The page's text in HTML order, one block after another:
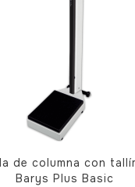
de columna con
Barys Plus Basic